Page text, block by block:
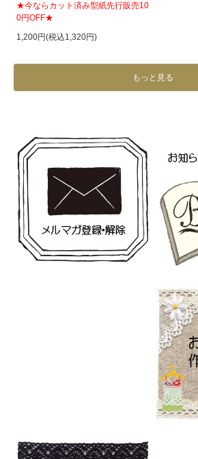
★今ならカット済み型紙先行販売10
0円OFF★
1,200円(税込1,320円)
もっと見る